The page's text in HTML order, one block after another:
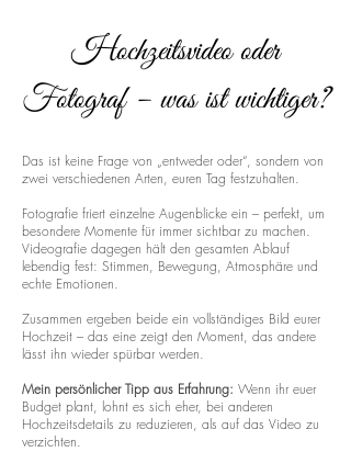
Hochzeitsvideo oder
Fotograf – was ist wichtiger?
Das ist keine Frage von „entweder oder“, sondern von
zwei verschiedenen Arten, euren Tag festzuhalten.
Fotografie friert einzelne Augenblicke ein – perfekt, um
besondere Momente für immer sichtbar zu machen.
Videografie dagegen hält den gesamten Ablauf
lebendig fest: Stimmen, Bewegung, Atmosphäre und
echte Emotionen.
Zusammen ergeben beide ein vollständiges Bild eurer
Hochzeit – das eine zeigt den Moment, das andere
lässt ihn wieder spürbar werden.
Mein persönlicher Tipp aus Erfahrung: Wenn ihr euer
Budget plant, lohnt es sich eher, bei anderen
Hochzeitsdetails zu reduzieren, als auf das Video zu
verzichten.